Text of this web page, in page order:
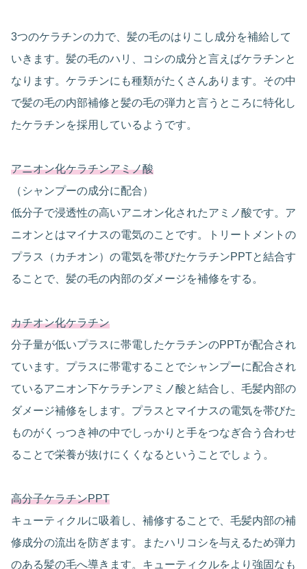
3つのケラチンの力で、髪の毛のはりこし成分を補給して
いきます。髪の毛のハリ、コシの成分と言えばケラチンと
なります。ケラチンにも種類がたくさんあります。その中
で髪の毛の内部補修と髪の毛の弾力と言うところに特化し
たケラチンを採用しているようです。
アニオン化ケラチンアミノ酸
（シャンプーの成分に配合）
低分子で浸透性の高いアニオン化されたアミノ酸です。ア
ニオンとはマイナスの電気のことです。トリートメントの
プラス（カチオン）の電気を帯びたケラチンPPTと結合す
ることで、髪の毛の内部のダメージを補修をする。
カチオン化ケラチン
分子量が低いプラスに帯電したケラチンのPPTが配合され
ています。プラスに帯電することでシャンプーに配合され
ているアニオン下ケラチンアミノ酸と結合し、毛髪内部の
ダメージ補修をします。プラスとマイナスの電気を帯びた
ものがくっつき神の中でしっかりと手をつなぎ合う合わせ
ることで栄養が抜けにくくなるということでしょう。
高分子ケラチンPPT
キューティクルに吸着し、補修することで、毛髪内部の補
修成分の流出を防ぎます。またハリコシを与えるため弾力
のある髪の毛へ導きます。キューティクルをより強固なも